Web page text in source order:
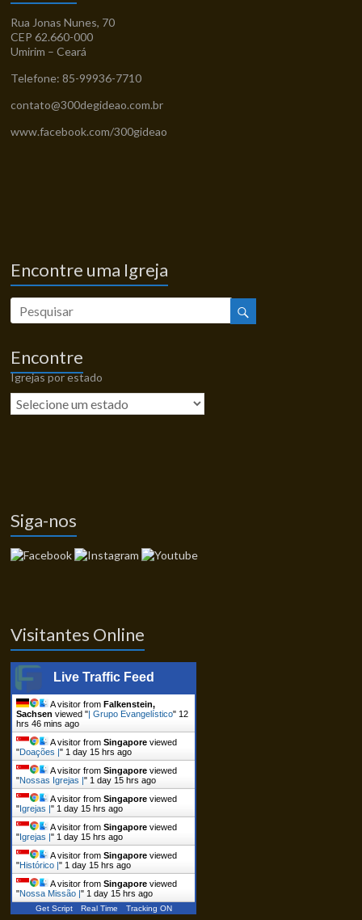
Rua Jonas Nunes, 70
CEP 62.660-000
Umirim – Ceará
Telefone: 85-99936-7710
contato@300degideao.com.br
www.facebook.com/300gideao
Encontre uma Igreja
Encontre
Igrejas por estado
Siga-nos
Visitantes Online
Live Traffic Feed
A visitor fromFalkenstein,
Sachsen viewed "| Grupo Evangelístico" 12
hrs 46 mins ago
A visitor fromSingapore viewed
"Doações |" 1 day 15 hrs ago
A visitor fromSingapore viewed
"Nossas Igrejas |" 1 day 15 hrs ago
A visitor fromSingapore viewed
"Igrejas |" 1 day 15 hrs ago
A visitor fromSingapore viewed
"Igrejas |" 1 day 15 hrs ago
A visitor fromSingapore viewed
"Histórico |" 1 day 15 hrs ago
A visitor fromSingapore viewed
"Nossa Missão |" 1 day 15 hrs ago
Get Script Real Time Tracking ON